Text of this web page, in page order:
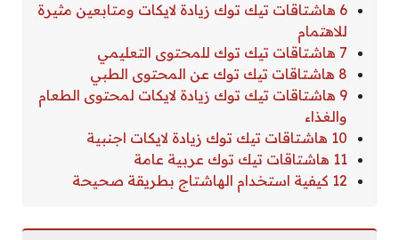
6 هاشتاقات تيك توك زيادة لايكات ومتابعين مثيرة
للاهتمام
7 هاشتاقات تيك توك للمحتوى التعليمي
8 هاشتاقات تيك توك عن المحتوى الطبي
9 هاشتاقات تيك توك زيادة لايكات لمحتوى الطعام
والغذاء
10 هاشتاقات تيك توك زيادة لايكات اجنبية
11 هاشتاقات تيك توك عربية عامة
12 كيفية استخدام الهاشتاج بطريقة صحيحة